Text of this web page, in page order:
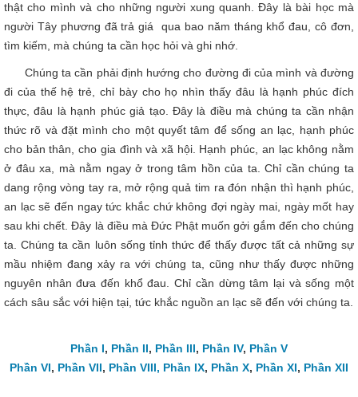
thật cho mình và cho những người xung quanh. Đây là bài học mà
người Tây phương đã trả giá qua bao năm tháng khổ đau, cô đơn,
tìm kiếm, mà chúng ta cần học hỏi và ghi nhớ.
Chúng ta cần phải định hướng cho đường đi của mình và đường
đi của thế hệ trẻ, chỉ bày cho họ nhìn thấy đâu là hạnh phúc đích
thực, đâu là hạnh phúc giả tạo. Đây là điều mà chúng ta cần nhận
thức rõ và đặt mình cho một quyết tâm để sống an lạc, hạnh phúc
cho bản thân, cho gia đình và xã hội. Hạnh phúc, an lạc không nằm
ở đâu xa, mà nằm ngay ở trong tâm hồn của ta. Chỉ cần chúng ta
dang rộng vòng tay ra, mở rộng quả tim ra đón nhận thì hạnh phúc,
an lạc sẽ đến ngay tức khắc chứ không đợi ngày mai, ngày mốt hay
sau khi chết. Đây là điều mà Đức Phật muốn gởi gắm đến cho chúng
ta. Chúng ta cần luôn sống tỉnh thức để thấy được tất cả những sự
mầu nhiệm đang xảy ra với chúng ta, cũng như thấy được những
nguyên nhân đưa đến khổ đau. Chỉ cần dừng tâm lại và sống một
cách sâu sắc với hiện tại, tức khắc nguồn an lạc sẽ đến với chúng ta.
Phần I, Phần II, Phần III, Phần IV, Phần V
Phần VI, Phần VII, Phần VIII, Phần IX, Phần X, Phần XI, Phần XII